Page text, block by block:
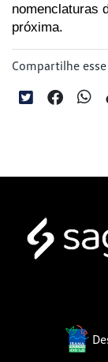
nomenclaturas
próxima.
Compartilhe